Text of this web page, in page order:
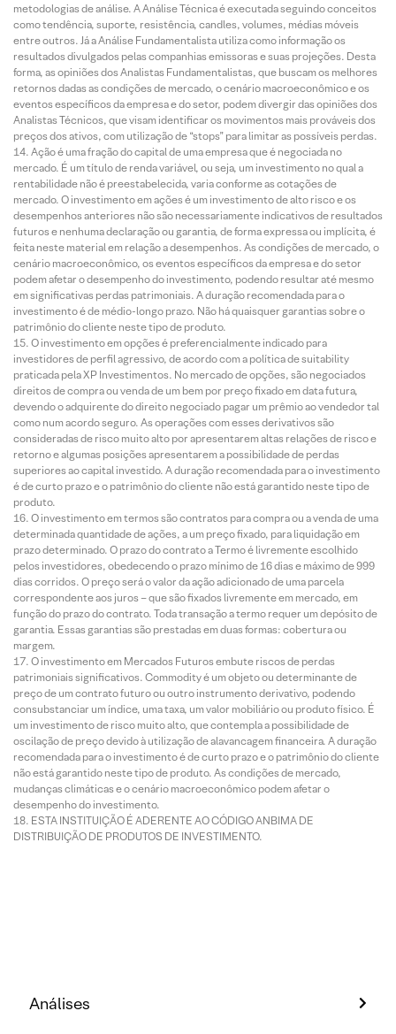
metodologias de análise. A Análise Técnica é executada seguindo conceitos
como tendência, suporte, resistência, candles, volumes, médias móveis
entre outros. Já a Análise Fundamentalista utiliza como informação os
resultados divulgados pelas companhias emissoras e suas projeções. Desta
forma, as opiniões dos Analistas Fundamentalistas, que buscam os melhores
retornos dadas as condições de mercado, o cenário macroeconômico e os
eventos específicos da empresa e do setor, podem divergir das opiniões dos
Analistas Técnicos, que visam identificar os movimentos mais prováveis dos
preços dos ativos, com utilização de “stops” para limitar as possíveis perdas.
Ação é uma fração do capital de uma empresa que é negociada no
mercado. É um título de renda variável, ou seja, um investimento no qual a
rentabilidade não é preestabelecida, varia conforme as cotações de
mercado. O investimento em ações é um investimento de alto risco e os
desempenhos anteriores não são necessariamente indicativos de resultados
futuros e nenhuma declaração ou garantia, de forma expressa ou implícita, é
feita neste material em relação a desempenhos. As condições de mercado, o
cenário macroeconômico, os eventos específicos da empresa e do setor
podem afetar o desempenho do investimento, podendo resultar até mesmo
em significativas perdas patrimoniais. A duração recomendada para o
investimento é de médio-longo prazo. Não há quaisquer garantias sobre o
patrimônio do cliente neste tipo de produto.
O investimento em opções é preferencialmente indicado para
investidores de perfil agressivo, de acordo com a política de suitability
praticada pela XP Investimentos. No mercado de opções, são negociados
direitos de compra ou venda de um bem por preço fixado em data futura,
devendo o adquirente do direito negociado pagar um prêmio ao vendedor tal
como num acordo seguro. As operações com esses derivativos são
consideradas de risco muito alto por apresentarem altas relações de risco e
retorno e algumas posições apresentarem a possibilidade de perdas
superiores ao capital investido. A duração recomendada para o investimento
é de curto prazo e o patrimônio do cliente não está garantido neste tipo de
produto.
O investimento em termos são contratos para compra ou a venda de uma
determinada quantidade de ações, a um preço fixado, para liquidação em
prazo determinado. O prazo do contrato a Termo é livremente escolhido
pelos investidores, obedecendo o prazo mínimo de 16 dias e máximo de 999
dias corridos. O preço será o valor da ação adicionado de uma parcela
correspondente aos juros – que são fixados livremente em mercado, em
função do prazo do contrato. Toda transação a termo requer um depósito de
garantia. Essas garantias são prestadas em duas formas: cobertura ou
margem.
O investimento em Mercados Futuros embute riscos de perdas
patrimoniais significativos. Commodity é um objeto ou determinante de
preço de um contrato futuro ou outro instrumento derivativo, podendo
consubstanciar um índice, uma taxa, um valor mobiliário ou produto físico. É
um investimento de risco muito alto, que contempla a possibilidade de
oscilação de preço devido à utilização de alavancagem financeira. A duração
recomendada para o investimento é de curto prazo e o patrimônio do cliente
não está garantido neste tipo de produto. As condições de mercado,
mudanças climáticas e o cenário macroeconômico podem afetar o
desempenho do investimento.
ESTA INSTITUIÇÃO É ADERENTE AO CÓDIGO ANBIMA DE
DISTRIBUIÇÃO DE PRODUTOS DE INVESTIMENTO.
Análises